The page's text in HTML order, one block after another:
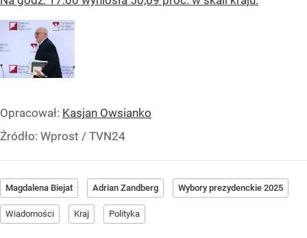
Opracował: Kasjan Owsianko
Źródło: Wprost / TVN24
Magdalena Biejat Adrian Zandberg Wybory prezydenckie 2025
Wiadomości Kraj Polityka